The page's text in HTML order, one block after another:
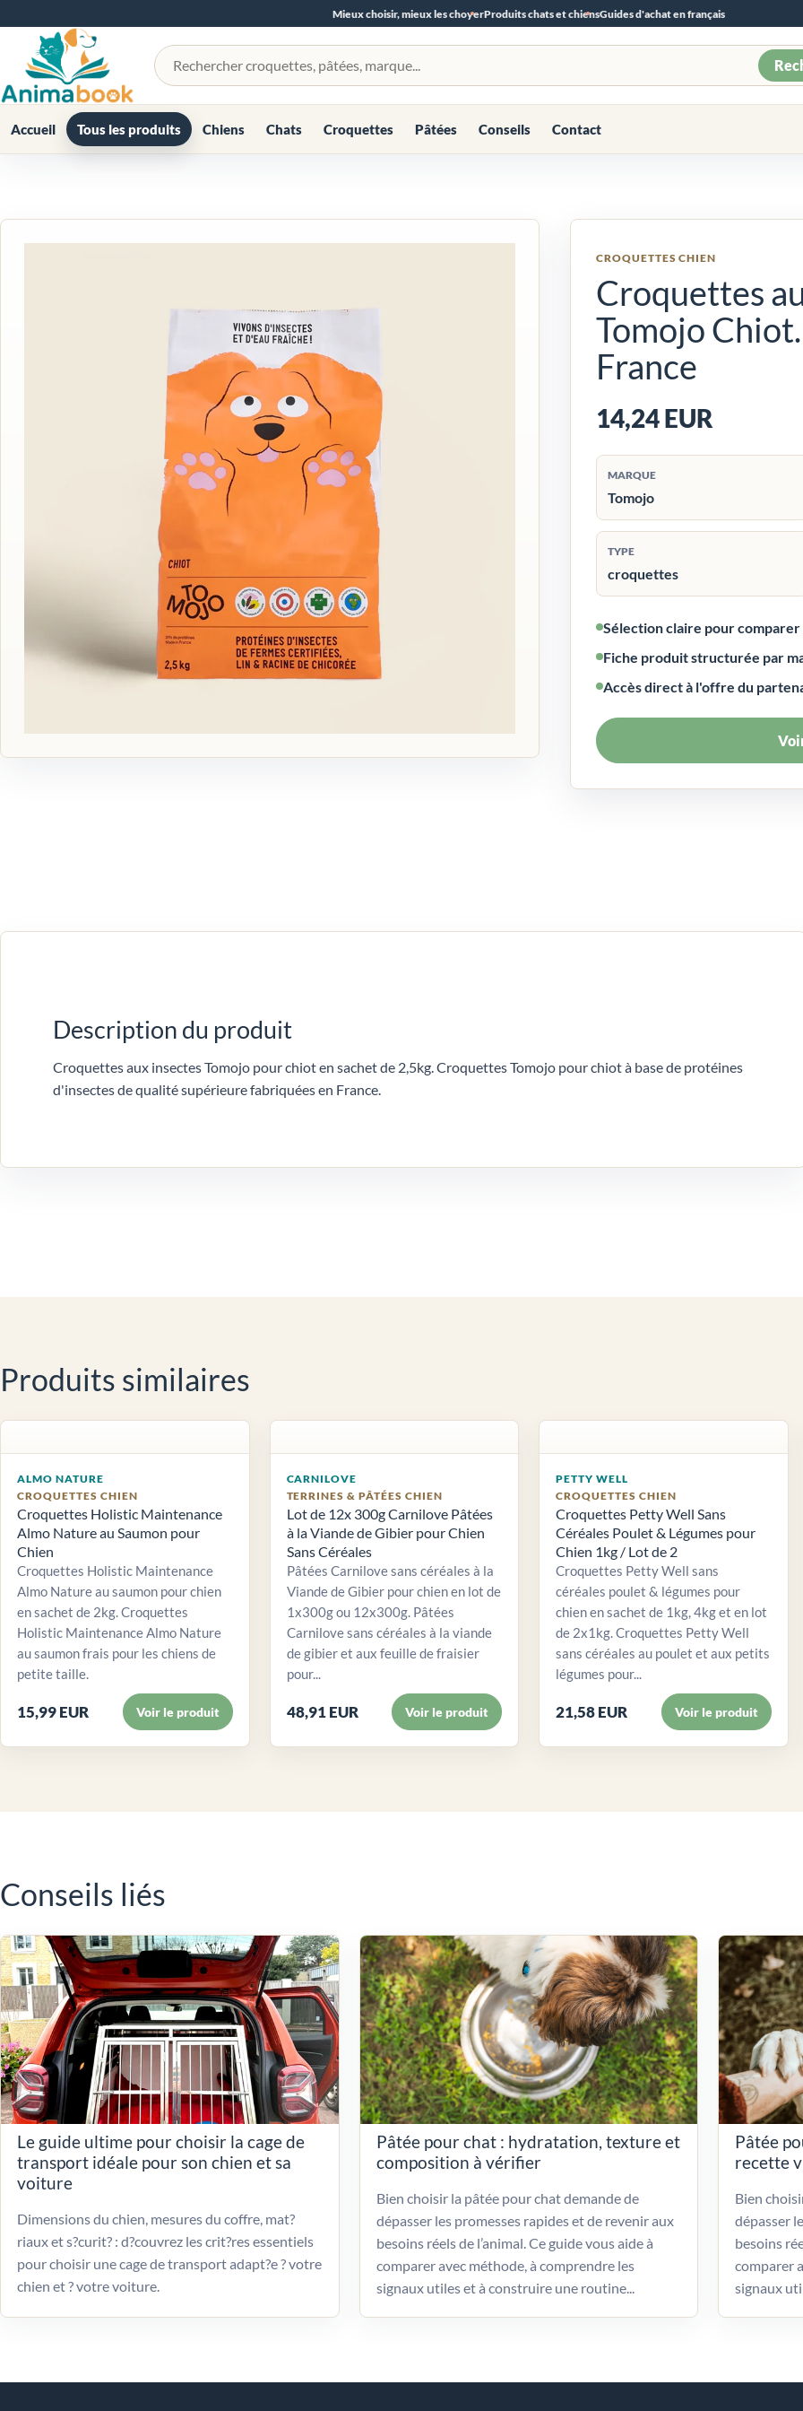
Mieux choisir, mieux les choyerProduits chats et chiensGuides d'achat en français
Rechercher un produit
Accueil Tous les produits Chiens Chats Croquettes Pâtées Conseils Contact
CROQUETTES CHIEN
Croquettes
Tomojo
France
14,24 EUR
MARQUE
Tomojo
TYPE
croquettes
Sélection claire pour
Fiche produit structurée par
Accès direct à l'offre du
Description du produit
Croquettes aux insectes Tomojo pour chiot en sachet de 2,5kg. Croquettes Tomojo pour chiot à base de protéines
d'insectes de qualité supérieure fabriquées en France.
Produits similaires
ALMO NATURE
CROQUETTES CHIEN
Croquettes Holistic Maintenance
Almo Nature au Saumon pour
Chien
Croquettes Holistic Maintenance
Almo Nature au saumon pour chien
en sachet de 2kg. Croquettes
Holistic Maintenance Almo Nature
au saumon frais pour les chiens de
petite taille.
15,99 EUR Voir le produit
CARNILOVE
TERRINES & PÂTÉES CHIEN
Lot de 12x 300g Carnilove Pâtées
à la Viande de Gibier pour Chien
Sans Céréales
Pâtées Carnilove sans céréales à la
Viande de Gibier pour chien en lot de
1x300g ou 12x300g. Pâtées
Carnilove sans céréales à la viande
de gibier et aux feuille de fraisier
pour...
48,91 EUR Voir le produit
PETTY WELL
CROQUETTES CHIEN
Croquettes Petty Well Sans
Céréales Poulet & Légumes pour
Chien 1kg / Lot de 2
Croquettes Petty Well sans
céréales poulet & légumes pour
chien en sachet de 1kg, 4kg et en lot
de 2x1kg. Croquettes Petty Well
sans céréales au poulet et aux petits
légumes pour...
21,58 EUR Voir le produit
Conseils liés
Le guide ultime pour choisir la cage de
transport idéale pour son chien et sa
voiture
Dimensions du chien, mesures du coffre, mat?
riaux et s?curit? : d?couvrez les crit?res essentiels
pour choisir une cage de transport adapt?e ? votre
chien et ? votre voiture.
Pâtée pour chat : hydratation, texture et
composition à vérifier
Bien choisir la pâtée pour chat demande de
dépasser les promesses rapides et de revenir aux
besoins réels de l’animal. Ce guide vous aide à
comparer avec méthode, à comprendre les
signaux utiles et à construire une routine...
Pâtée
recette
Bien
dépasser
besoins
comparer
signaux